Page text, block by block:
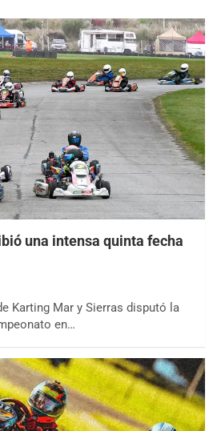
una intensa quinta fecha
Karting Mar y Sierras disputó la
en…